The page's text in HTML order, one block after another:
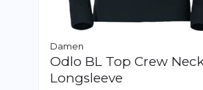
Damen
Odlo BL Top Crew
Longsleeve